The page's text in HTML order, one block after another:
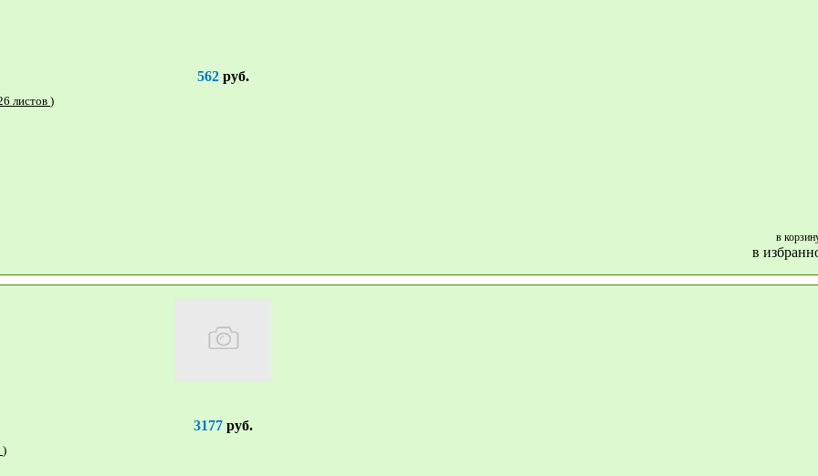
562руб.
8512 Scott® ESSENTIAL™ Туалетная бумага - Jumbo / Белый (1 Рулон x 526 листов )
в
в
3177руб.
7776 WypAll® Протирочные салфетки - Зеленый (1 упаковока x 75 листов )